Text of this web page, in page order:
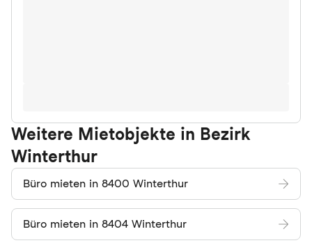
Weitere Mietobjekte in Bezirk
Winterthur
Büro mieten in 8400 Winterthur
Büro mieten in 8404 Winterthur